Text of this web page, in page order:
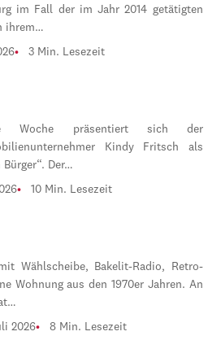
im Fall der im Jahr 2014 getätigten
ihrem…
3 Min. Lesezeit
Woche präsentiert sich der
Kindy Fritsch als
Der…
10 Min. Lesezeit
Wählscheibe, Bakelit-Radio, Retro-
Wohnung aus den 1970er Jahren. An
2026 8 Min. Lesezeit